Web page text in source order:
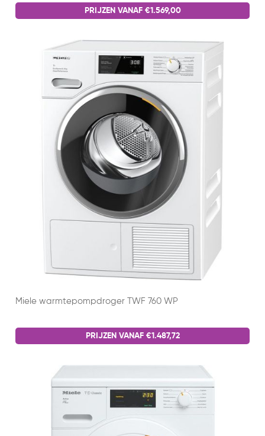
PRIJZEN VANAF €1.569,00
Miele warmtepompdroger TWF 760 WP
PRIJZEN VANAF €1.487,72